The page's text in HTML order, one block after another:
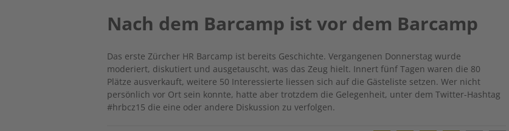
Nach dem Barcamp ist vor dem Barcamp
Das erste Zürcher HR Barcamp ist bereits Geschichte. Vergangenen Donnerstag wurde
moderiert, diskutiert und ausgetauscht, was das Zeug hielt. Innert fünf Tagen waren die 80
Plätze ausverkauft, weitere 50 Interessierte liessen sich auf die Gästeliste setzen. Wer nicht
persönlich vor Ort sein konnte, hatte aber trotzdem die Gelegenheit, unter dem Twitter-Hashtag
#hrbcz15 die eine oder andere Diskussion zu verfolgen.